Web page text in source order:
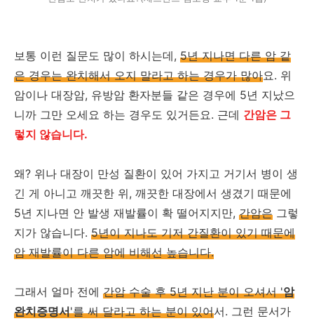
보통 이런 질문도 많이 하시는데, 5년 지나면 다른 암 같
은 경우는 완치해서 오지 말라고 하는 경우가 많아요. 위
암이나 대장암, 유방암 환자분들 같은 경우에 5년 지났으
니까 그만 오세요 하는 경우도 있거든요. 근데 간암은 그
렇지 않습니다.
왜? 위나 대장이 만성 질환이 있어 가지고 거기서 병이 생
긴 게 아니고 깨끗한 위, 깨끗한 대장에서 생겼기 때문에
5년 지나면 안 발생 재발률이 확 떨어지지만, 간암은 그렇
지가 않습니다. 5년이 지나도 기저 간질환이 있기 때문에
암 재발률이 다른 암에 비해선 높습니다.
그래서 얼마 전에 간암 수술 후 5년 지난 분이 오셔서 '암
완치증명서'를 써 달라고 하는 분이 있어서. 그런 문서가